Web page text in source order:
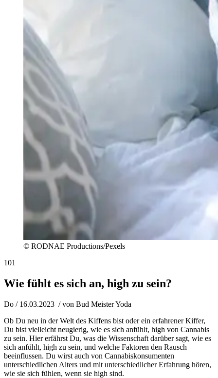
© RODNAE Productions/Pexels
101
Wie fühlt es sich an, high zu sein?
Do / 16.03.2023 / von Bud Meister Yoda
Ob Du neu in der Welt des Kiffens bist oder ein erfahrener Kiffer,
Du bist vielleicht neugierig, wie es sich anfühlt, high von Cannabis
zu sein. Hier erfährst Du, was die Wissenschaft darüber sagt, wie es
sich anfühlt, high zu sein, und welche Faktoren den Rausch
beeinflussen. Du wirst auch von Cannabiskonsumenten
unterschiedlichen Alters und mit unterschiedlicher Erfahrung hören,
wie sie sich fühlen, wenn sie high sind.